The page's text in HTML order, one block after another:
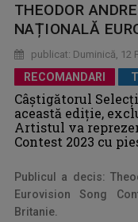
THEODOR
NAȚIONALĂ
publicat: Duminică, 12
RECOMANDARI
Câștigătorul
această ediție,
Artistul va
Contest 2023 cu
Publicul a decis:
Eurovision Song
Britanie.